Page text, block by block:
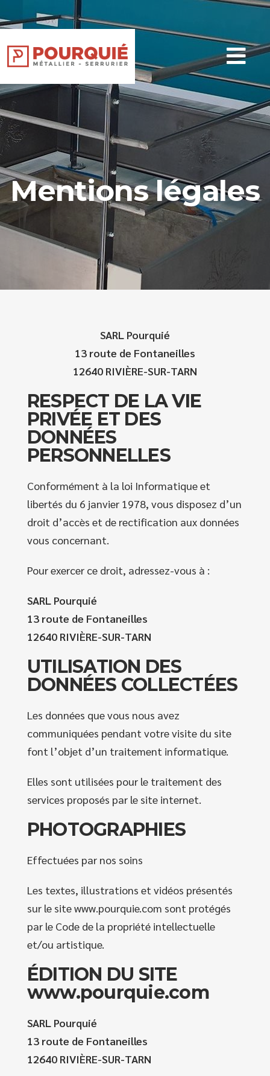
Mentions légales
SARL Pourquié
13 route de Fontaneilles
12640 RIVIÈRE-SUR-TARN
RESPECT DE LA VIE
PRIVÉE ET DES
DONNÉES
PERSONNELLES
Conformément à la loi Informatique et
libertés du 6 janvier 1978, vous disposez d’un
droit d’accès et de rectification aux données
vous concernant.
Pour exercer ce droit, adressez-vous à :
SARL Pourquié
13 route de Fontaneilles
12640 RIVIÈRE-SUR-TARN
UTILISATION DES
DONNÉES COLLECTÉES
Les données que vous nous avez
communiquées pendant votre visite du site
font l’objet d’un traitement informatique.
Elles sont utilisées pour le traitement des
services proposés par le site internet.
PHOTOGRAPHIES
Effectuées par nos soins
Les textes, illustrations et vidéos présentés
sur le site www.pourquie.com sont protégés
par le Code de la propriété intellectuelle
et/ou artistique.
ÉDITION DU SITE
www.pourquie.com
SARL Pourquié
13 route de Fontaneilles
12640 RIVIÈRE-SUR-TARN